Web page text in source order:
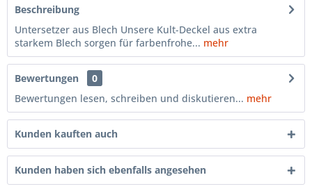
Beschreibung
Untersetzer aus Blech Unsere Kult-Deckel aus extra
starkem Blech sorgen für farbenfrohe... mehr
Bewertungen
0
Bewertungen lesen, schreiben und diskutieren... mehr
Kunden kauften auch
Kunden haben sich ebenfalls angesehen